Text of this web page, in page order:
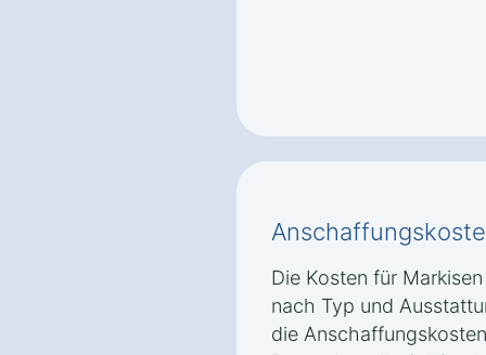
Die Kosten für
nach Typ und
die